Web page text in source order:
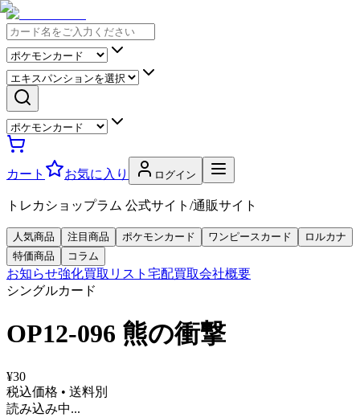
カート お気に入り ログイン
トレカショップラム 公式サイト/通販サイト
人気商品 注目商品 ポケモンカード ワンピースカード
ロルカナ
特価商品
コラム
お知らせ強化買取リスト 宅配買取会社概要
シングルカード
OP12-096 熊の衝撃
¥30
税込価格 • 送料別
読み込み中...